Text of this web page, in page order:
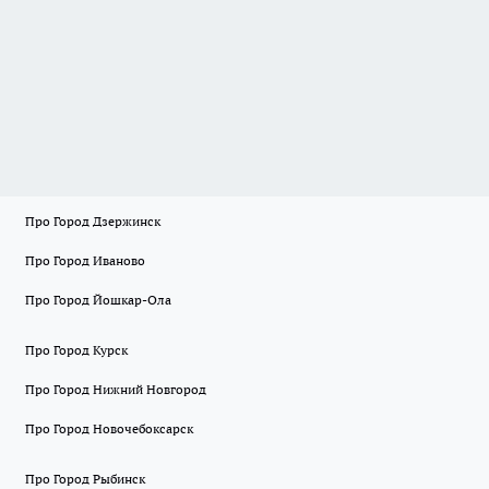
Про Город Дзержинск
Про Город Иваново
Про Город Йошкар-Ола
Про Город Курск
Про Город Нижний Новгород
Про Город Новочебоксарск
Про Город Рыбинск